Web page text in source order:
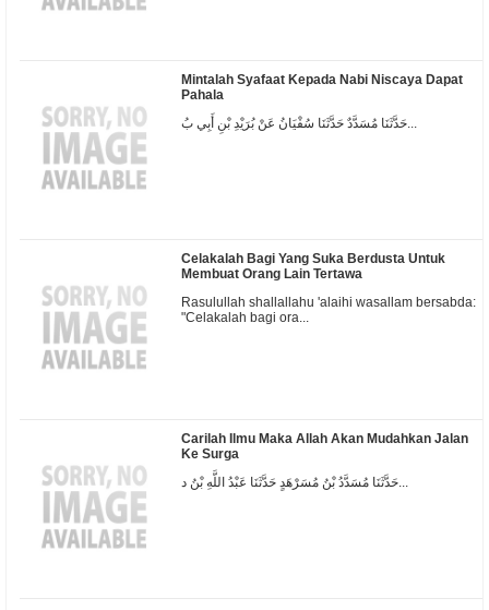
Mintalah Syafaat Kepada Nabi Niscaya Dapat
Pahala
حَدَّثَنَا مُسَدَّدٌ حَدَّثَنَا سُفْيَانُ عَنْ بُرَيْدِ بْنِ أَبِي بُ...
Celakalah Bagi Yang Suka Berdusta Untuk
Membuat Orang Lain Tertawa
Rasulullah shallallahu 'alaihi wasallam bersabda:
"Celakalah bagi ora...
Carilah Ilmu Maka Allah Akan Mudahkan Jalan
Ke Surga